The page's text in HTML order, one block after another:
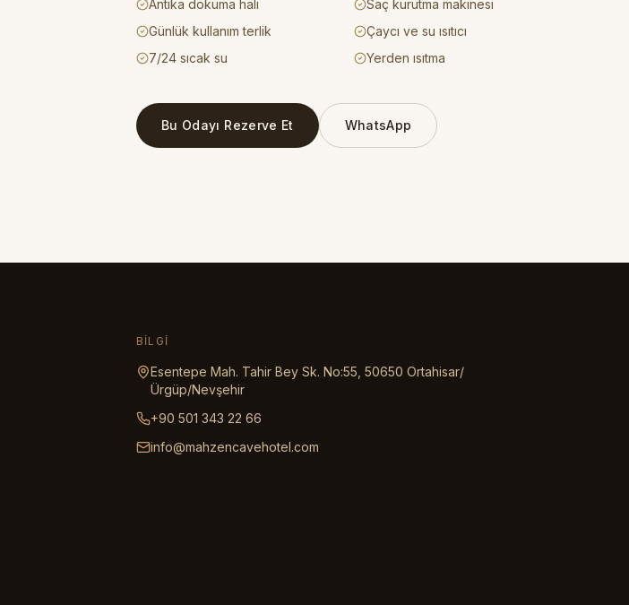
Antika dokuma halı
Saç kurutma makinesi
Günlük kullanım terlik
Çaycı ve su ısıtıcı
7/24 sıcak su
Yerden ısıtma
Bu Odayı Rezerve Et WhatsApp
BILGI
Esentepe Mah. Tahir Bey Sk. No:55, 50650 Ortahisar/
Ürgüp/Nevşehir
+90 501 343 22 66
info@mahzencavehotel.com